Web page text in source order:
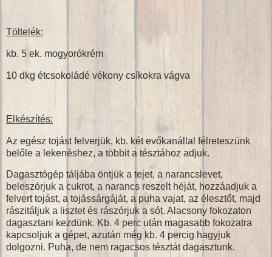
Töltelék:
kb. 5 ek. mogyorókrém
10 dkg étcsokoládé vékony csíkokra vágva
Elkészítés:
Az egész tojást felverjük, kb. két evőkanállal félreteszünk
belőle a lekenéshez, a többit a tésztához adjuk.
Dagasztógép táljába öntjük a tejet, a narancslevet,
beleszórjuk a cukrot, a narancs reszelt héját, hozzáadjuk a
felvert tojást, a tojássárgáját, a puha vajat, az élesztőt, majd
rászitáljuk a lisztet és rászórjuk a sót. Alacsony fokozaton
dagasztani kezdünk. Kb. 4 perc után magasabb fokozatra
kapcsoljuk a gépet, azután még kb. 4 percig hagyjuk
dolgozni. Puha, de nem ragacsos tésztát dagasztunk.